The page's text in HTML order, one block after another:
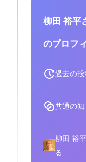
柳田 裕平
のプロフ
過去の投
共通の
柳田 裕
る